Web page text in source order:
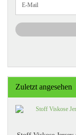
ZUR
NEWSLETTER-
ANMELDUNG
E-
Zuletzt angesehen